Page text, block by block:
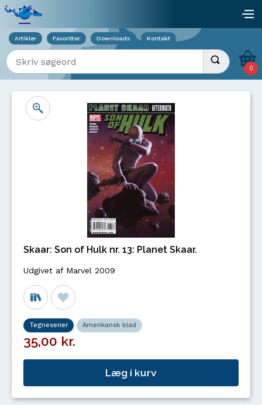
Artikler Favoritter Downloads Kontakt
Indtast søgeord Udfør søgning
0
Skaar: Son of Hulk nr. 13: Planet Skaar.
Udgivet af Marvel 2009
Tegneserier Amerikansk blad
35,00 kr.
Læg i kurv
Viser overlay for indkøbskurv